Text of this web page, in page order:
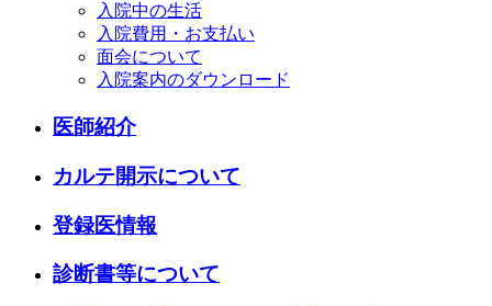
入院中の生活
入院費用・お支払い
面会について
入院案内のダウンロード
医師紹介
カルテ開示について
登録医情報
診断書等について